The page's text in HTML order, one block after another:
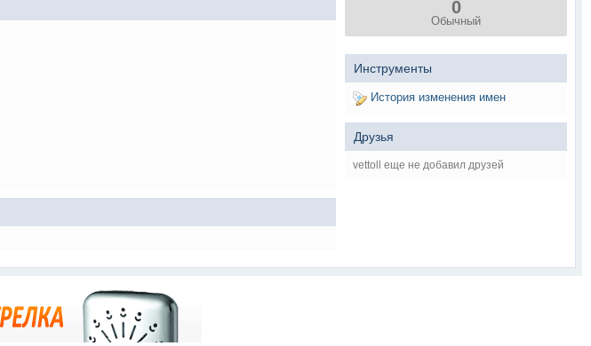
0
Обычный
Инструменты
История изменения имен
Друзья
vettoll еще не добавил друзей